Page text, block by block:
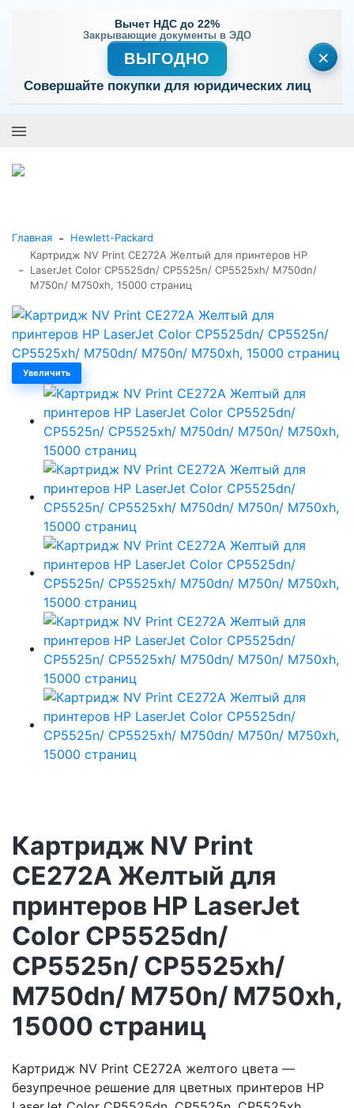
Вычет НДС до 22%
Закрывающие документы в ЭДО
ВЫГОДНО
Совершайте покупки для юридических лиц
×
Главная - Hewlett-Packard
-
Картридж NV Print CE272A Желтый для принтеров HP
LaserJet Color CP5525dn/ CP5525n/ CP5525xh/ M750dn/
M750n/ M750xh, 15000 страниц
Увеличить
Картридж NV Print
CE272A Желтый для
принтеров HP LaserJet
Color CP5525dn/
CP5525n/ CP5525xh/
M750dn/ M750n/ M750xh,
15000 страниц
Картридж NV Print CE272A желтого цвета —
безупречное решение для цветных принтеров HP